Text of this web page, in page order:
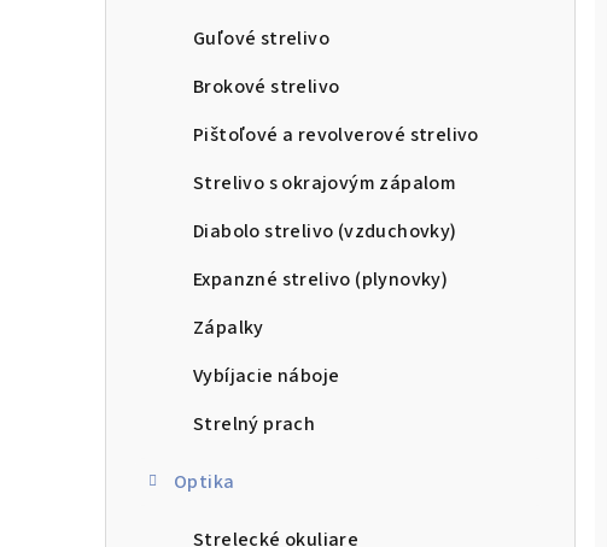
Guľové strelivo
Brokové strelivo
Pištoľové a revolverové strelivo
Strelivo s okrajovým zápalom
Diabolo strelivo (vzduchovky)
Expanzné strelivo (plynovky)
Zápalky
Vybíjacie náboje
Strelný prach
Optika
Strelecké okuliare